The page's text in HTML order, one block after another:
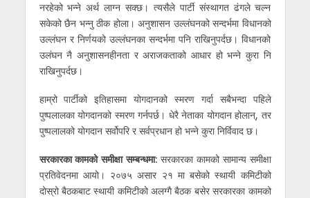
नरहेको भन्ने अर्थ लाग्न सक्छ। त्यसैले पार्टी संस्थागत ढंगले चल्न
सकेको छैन भन्नु ठीक होला। अनुशासन उल्लंघनको सन्दर्भमा विधानको
उल्लंघन र निर्णयको उल्लंघनका सन्दर्भमा पनि राखिनुपर्दछ। विधानको
उलंघन नै अनुशासनहीनता र अराजकताको आधार हो भन्ने कुरा नि
राखिनुपर्दछ।
हाम्रो पार्टीको इतिहासमा योगदानको स्मरण गर्दा सबैभन्दा पहिले
पुष्पलालका योगदानको स्मरण गर्नपर्छ। धेरै नेताका योगदान होलान्, तर
पुष्पलालको योगदान सर्वोपरि र सर्वप्रधान हो भन्ने कुरा निर्विवाद छ।
सरकारका कामको समीक्षा सम्बन्धमा:सरकारका कामको सामान्य समीक्षा
प्रतिवेदनमा आयो। २०७५ असार २१ मा बसेको स्थायी कमिटीको
दोस्रो बैठकबाट स्थायी कमिटीको अलग्गै बैठक बसेर सरकारका कामको